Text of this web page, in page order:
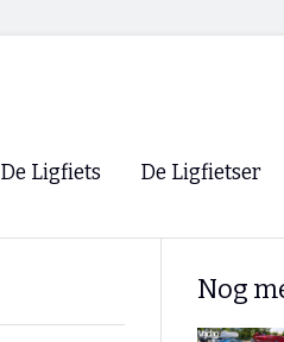
De Ligfiets De Ligfietser
Ligfietsvereninging
Nog